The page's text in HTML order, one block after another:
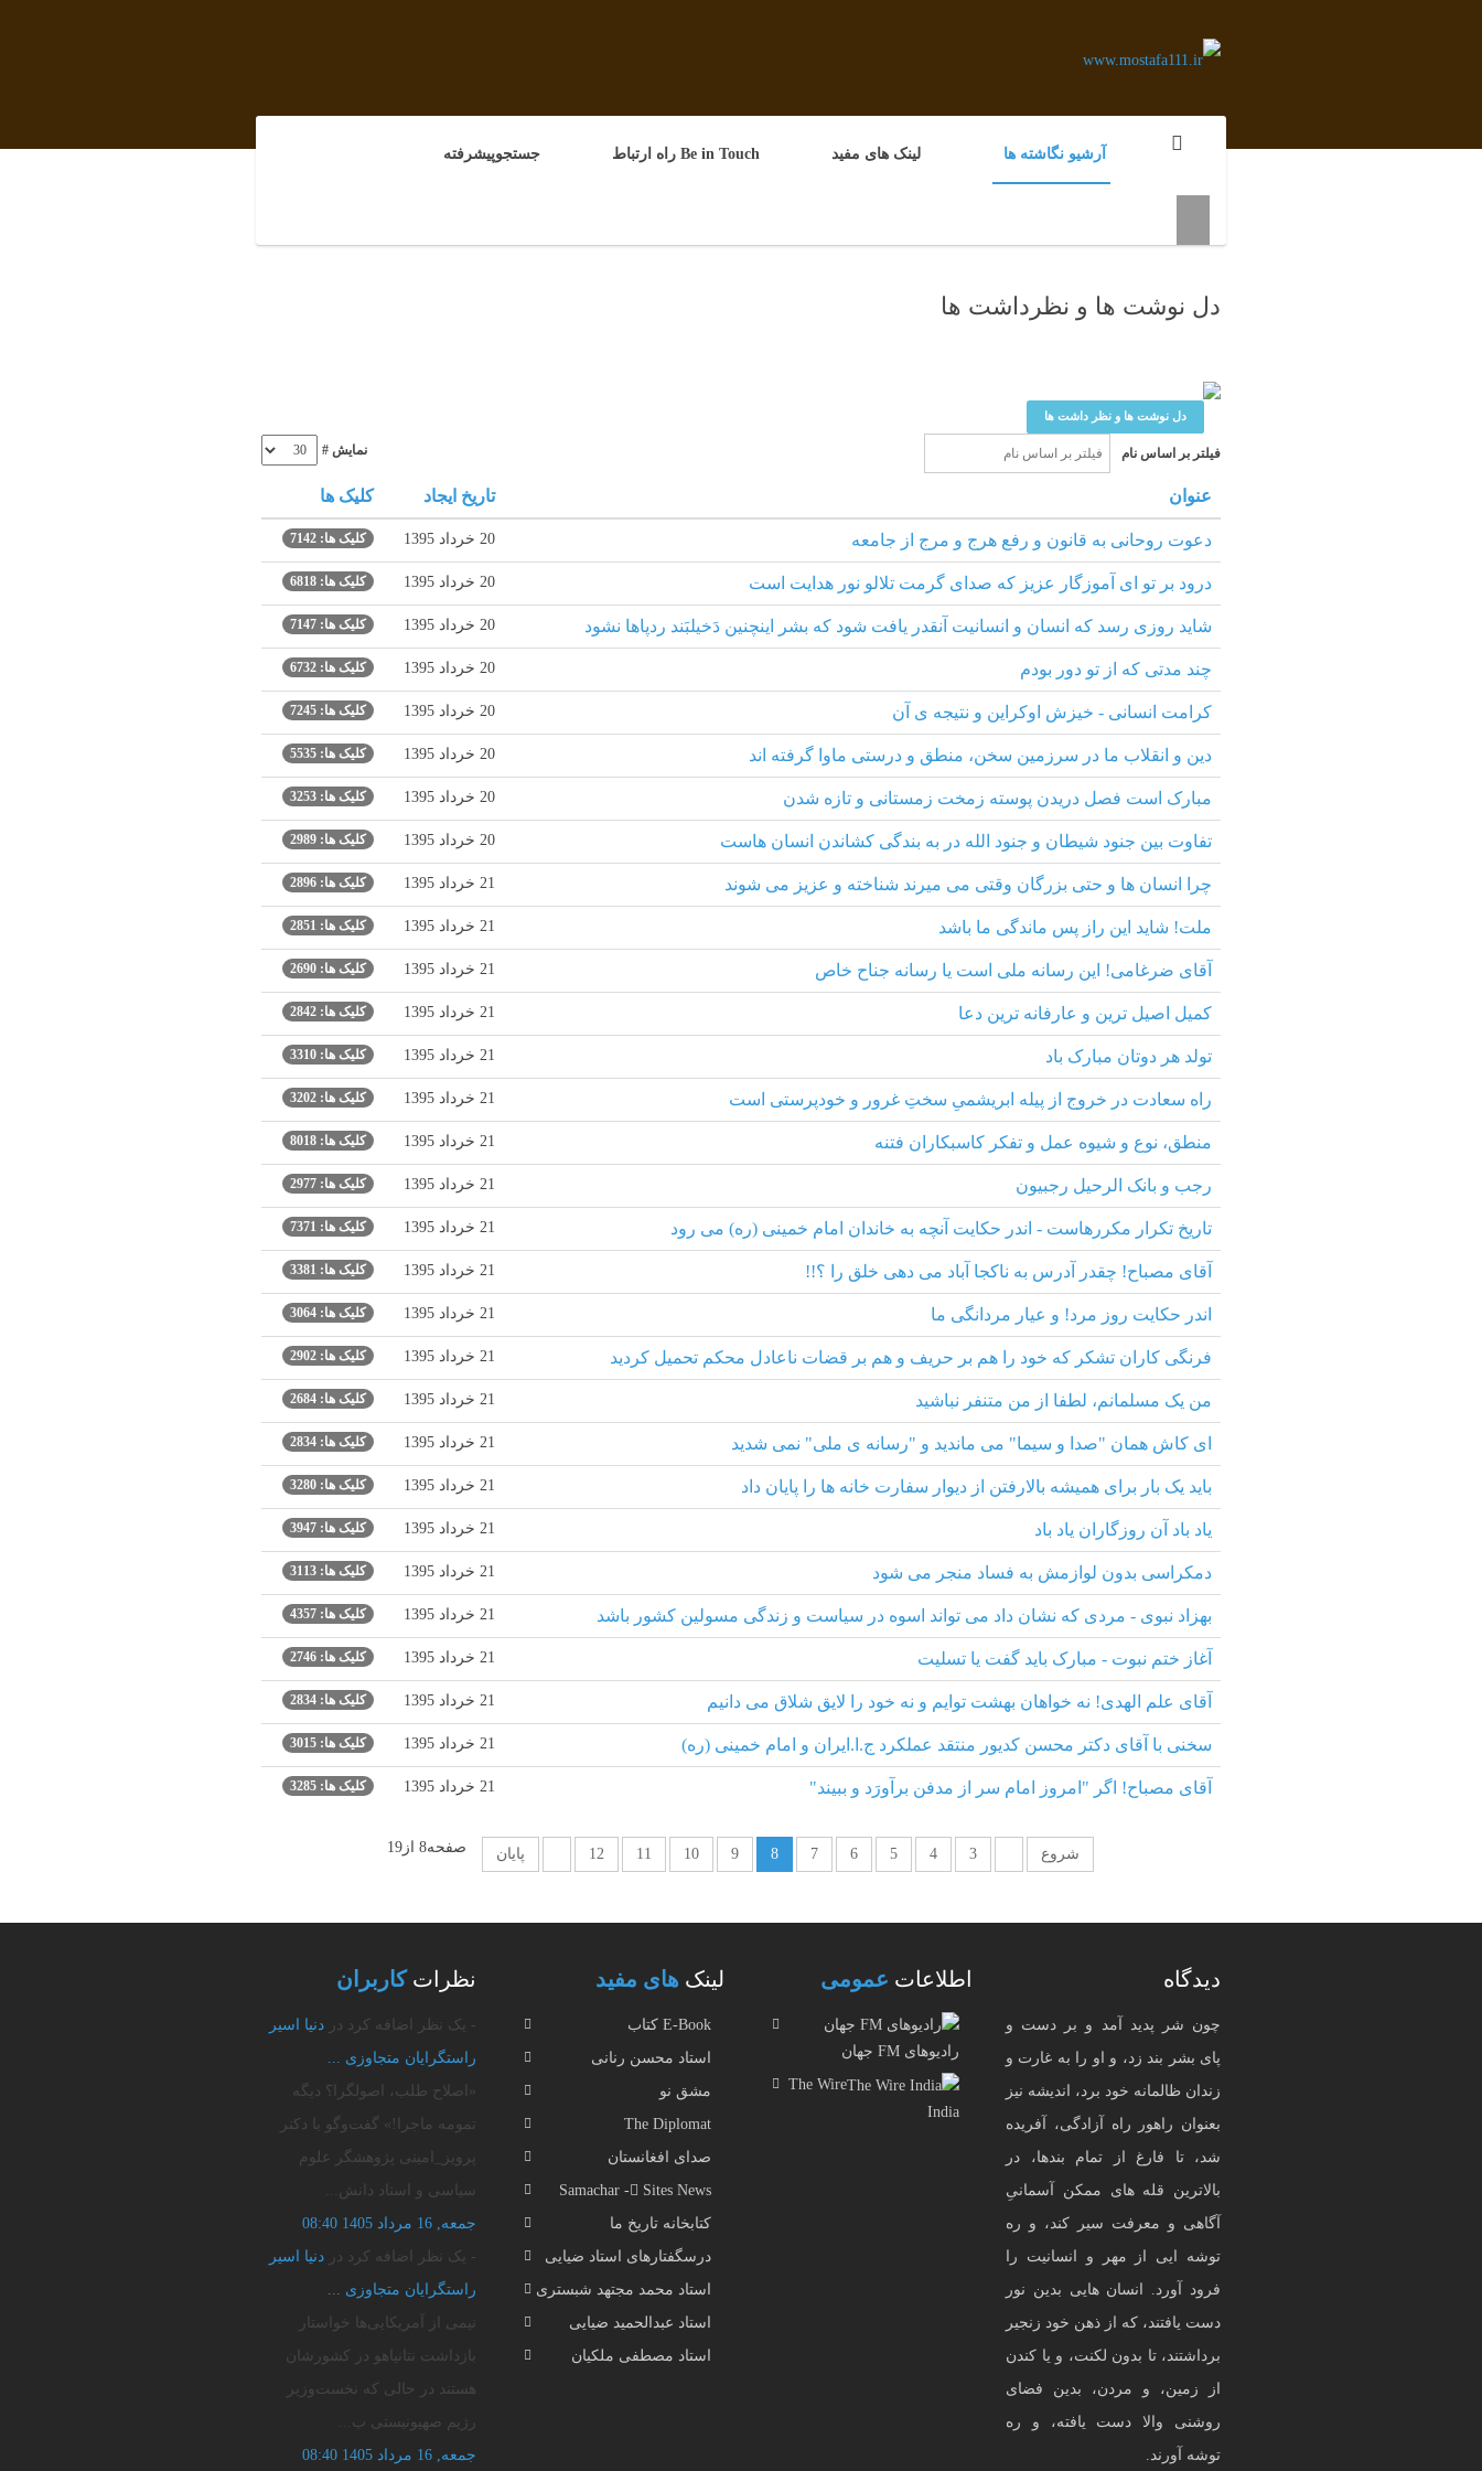
آرشیو نگاشته ها لینک های مفید Be in Touch راه ارتباط جستجوپیشرفته
دل نوشت ها و نظرداشت ها
دل نوشت ها و نظر داشت ها
فیلتر بر اساس نام نمایش #
عنوان تاریخ ایجاد کلیک ها
دعوت روحانی به قانون و رفع هرج و مرج از جامعه 20 خرداد 1395 کلیک ها: 7142
درود بر تو ای آموزگار عزیز که صدای گرمت تلالو نور هدایت است 20 خرداد 1395 کلیک ها: 6818
شاید روزی رسد که انسان و انسانیت آنقدر یافت شود که بشر اینچنین دَخیلبَند ردپاها نشود 20 خرداد 1395 کلیک ها: 7147
چند مدتی که از تو دور بودم 20 خرداد 1395 کلیک ها: 6732
کرامت انسانی - خیزش اوکراین و نتیجه ی آن 20 خرداد 1395 کلیک ها: 7245
دین و انقلاب ما در سرزمین سخن، منطق و درستی ماوا گرفته اند 20 خرداد 1395 کلیک ها: 5535
مبارک است فصل دریدن پوسته زمخت زمستانی و تازه شدن 20 خرداد 1395 کلیک ها: 3253
تفاوت بین جنود شیطان و جنود الله در به بندگی کشاندن انسان هاست 20 خرداد 1395 کلیک ها: 2989
چرا انسان ها و حتی بزرگان وقتی می میرند شناخته و عزیز می شوند 21 خرداد 1395 کلیک ها: 2896
ملت! شاید این راز پس ماندگی ما باشد 21 خرداد 1395 کلیک ها: 2851
آقای ضرغامی! این رسانه ملی است یا رسانه جناح خاص 21 خرداد 1395 کلیک ها: 2690
کمیل اصیل ترین و عارفانه ترین دعا 21 خرداد 1395 کلیک ها: 2842
تولد هر دوتان مبارک باد 21 خرداد 1395 کلیک ها: 3310
راه سعادت در خروج از پیله ابریشمیِ سختِ غرور و خودپرستی است 21 خرداد 1395 کلیک ها: 3202
منطق، نوع و شیوه عمل و تفکر کاسبکاران فتنه 21 خرداد 1395 کلیک ها: 8018
رجب و بانک الرحیل رجبیون 21 خرداد 1395 کلیک ها: 2977
تاریخ تکرار مکررهاست - اندر حکایت آنچه به خاندان امام خمینی (ره) می رود 21 خرداد 1395 کلیک ها: 7371
آقای مصباح! چقدر آدرس به ناکجا آباد می دهی خلق را ؟!! 21 خرداد 1395 کلیک ها: 3381
اندر حکایت روز مرد! و عیار مردانگی ما 21 خرداد 1395 کلیک ها: 3064
فرنگی کاران تشکر که خود را هم بر حریف و هم بر قضات ناعادل محکم تحمیل کردید 21 خرداد 1395 کلیک ها: 2902
من یک مسلمانم، لطفا از من متنفر نباشید 21 خرداد 1395 کلیک ها: 2684
ای کاش همان "صدا و سیما" می ماندید و "رسانه ی ملی" نمی شدید 21 خرداد 1395 کلیک ها: 2834
باید یک بار برای همیشه بالارفتن از دیوار سفارت خانه ها را پایان داد 21 خرداد 1395 کلیک ها: 3280
یاد باد آن روزگاران یاد باد 21 خرداد 1395 کلیک ها: 3947
دمکراسی بدون لوازمش به فساد منجر می شود 21 خرداد 1395 کلیک ها: 3113
بهزاد نبوی - مردی که نشان داد می تواند اسوه در سیاست و زندگی مسولین کشور باشد 21 خرداد 1395 کلیک ها: 4357
آغاز ختم نبوت - مبارک باید گفت یا تسلیت 21 خرداد 1395 کلیک ها: 2746
آقای علم الهدی! نه خواهان بهشت توایم و نه خود را لایق شلاق می دانیم 21 خرداد 1395 کلیک ها: 2834
سخنی با آقای دکتر محسن کدیور منتقد عملکرد ج.ا.ایران و امام خمینی (ره) 21 خرداد 1395 کلیک ها: 3015
آقای مصباح! اگر "امروز امام سر از مدفن برآورَد و ببيند" 21 خرداد 1395 کلیک ها: 3285
صفحه8 از19 شروع 3
4
5
6
7
8
9
10
11
12 پایان
دیدگاه
چون شر پدید آمد و بر دست و
پای بشر بند زد، و او را به غارت و
زندان ظالمانه خود برد، اندیشه نیز
بعنوان راهور راه آزادگی، آفریده
شد، تا فارغ از تمام بندها، در
بالاترین قله های ممکن آسمانیِ
آگاهی و معرفت سیر کند، و ره
توشه ایی از مهر و انسانیت را
فرود آورد. انسان هایی بدین نور
دست یافتند، که از ذهن خود زنجیر
برداشتند، تا بدون لکنت، و یا کندن
از زمین، و مردن، بدین فضای
روشنی والا دست یافته، و ره
توشه آورند.
اطلاعات عمومی
رادیوهای FM جهان
The Wire
India
لینک های مفید
E-Book کتاب
استاد محسن رنانی
مشق نو
The Diplomat
صدای افغانستان
Samachar - ُSites News
کتابخانه تاریخ ما
درسگفتارهای استاد ضیایی
استاد محمد مجتهد شبستری
استاد عبدالحمید ضیایی
استاد مصطفی ملکیان
نظرات کاربران
- یک نظر اضافه کرد در دنیا اسیر
راستگرایان متجاوزی‌ ...
«اصلاح طلب، اصولگرا؟ دیگه
تمومه ماجرا!» گفت‌وگو با دکتر
پرویز_امینی پژوهشگر علوم
سیاسی و استاد دانش...
جمعه, 16 مرداد 1405 08:40
- یک نظر اضافه کرد در دنیا اسیر
راستگرایان متجاوزی‌ ...
نیمی از آمریکایی‌ها خواستار
بازداشت نتانیاهو در کشورشان
هستند ️در حالی که نخست‌وزیر
رژیم صهیونیستی ب...
جمعه, 16 مرداد 1405 08:40